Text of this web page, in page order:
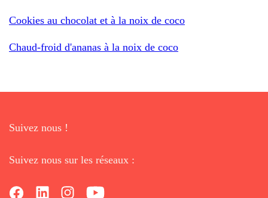
Cookies au chocolat et à la noix de coco
Chaud-froid d'ananas à la noix de coco
Suivez nous !
Suivez nous sur les réseaux :